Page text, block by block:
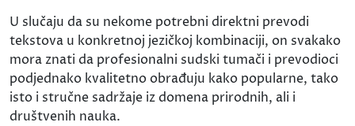
U slučaju da su nekome potrebni direktni prevodi
tekstova u konkretnoj jezičkoj kombinaciji, on svakako
mora znati da profesionalni sudski tumači i prevodioci
podjednako kvalitetno obrađuju kako popularne, tako
isto i stručne sadržaje iz domena prirodnih, ali i
društvenih nauka.